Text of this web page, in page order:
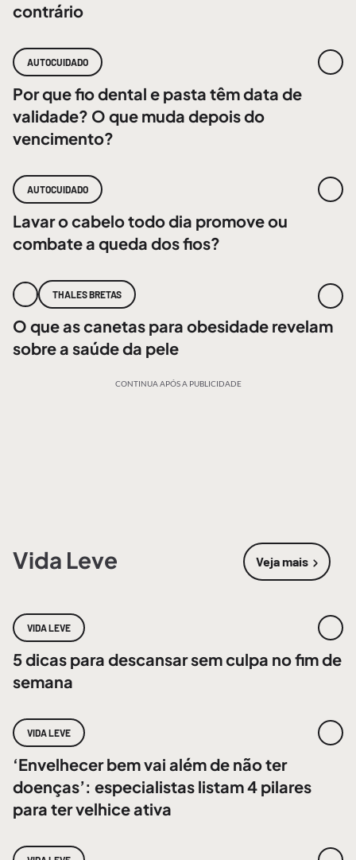
contrário
AUTOCUIDADO
Por que fio dental e pasta têm data de
validade? O que muda depois do
vencimento?
AUTOCUIDADO
Lavar o cabelo todo dia promove ou
combate a queda dos fios?
THALES BRETAS
O que as canetas para obesidade revelam
sobre a saúde da pele
CONTINUA APÓS A PUBLICIDADE
Vida Leve Veja mais
sobre Vida
VIDA LEVE
5 dicas para descansar sem culpa no fim de
semana
VIDA LEVE
‘Envelhecer bem vai além de não ter
doenças’: especialistas listam 4 pilares
para ter velhice ativa